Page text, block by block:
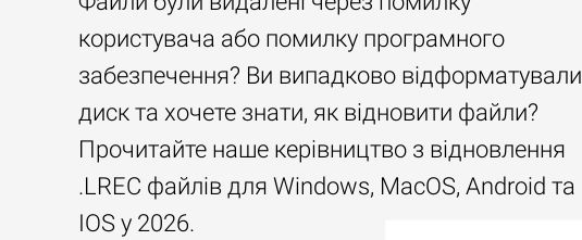
користувача або помилку програмного
забезпечення? Ви випадково відформатували
диск та хочете знати, як відновити файли?
Прочитайте наше керівництво з відновлення
.LREC файлів для Windows, MacOS, Android та
IOS у 2026.